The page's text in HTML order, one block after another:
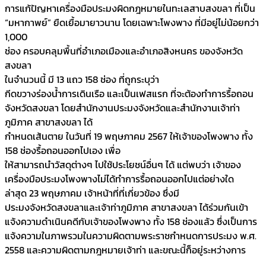
การแก้ปัญหาเครื่องมือประมงผิดกฎหมายในทะเลสาบสงขลา ที่เป็น
“มหากาพย์” ยืดเยื้อมายาวนาน โดยเฉพาะโพงพาง ที่มีอยู่ไม่น้อยกว่า
1,000
ช่อง ครอบคลุมพื้นที่อำเภอเมืองและอำเภอสิงหนคร ของจังหวัด
สงขลา
ในจำนวนนี้ มี 13 แถว 158 ช่อง ที่ถูกระบุว่า
กีดขวางร่องน้ำการเดินเรือ และเป็นเฟสแรก ที่จะต้องทำการรื้อถอน
จังหวัดสงขลา โดยสำนักงานประมงจังหวัดและสำนักงานเจ้าท่า
ภูมิภาค สาขาสงขลา ได้
กำหนดเส้นตาย ในวันที่ 19 พฤษภาคม 2567 ให้เจ้าของโพงพาง ทั้ง
158 ช่องรื้อถอนออกไปเอง เพื่อ
ให้สามารถนำวัสดุต่างๆ ไปใช้ประโยชน์อื่นๆ ได้ แต่พบว่า เจ้าของ
เครื่องมือประมงโพงพางไม่ได้ทำการรื้อถอนออกไปแต่อย่างใด
ล่าสุด 23 พฤษภาคม เจ้าหน้าที่ที่เกี่ยวข้อง ซึ่งมี
ประมงจังหวัดสงขลาและเจ้าท่าภูมิภาค สาขาสงขลา ได้ร่วมกันเข้า
แจ้งความดำเนินคดีกับเจ้าของโพงพาง ทั้ง 158 ช่องแล้ว ซึ่งเป็นการ
แจ้งความในภาพรวมในความผิดตามพระราชกำหนดการประมง พ.ศ.
2558 และความผิดตามกฎหมายเจ้าท่า และขณะนี้ก็อยู่ระหว่างการ